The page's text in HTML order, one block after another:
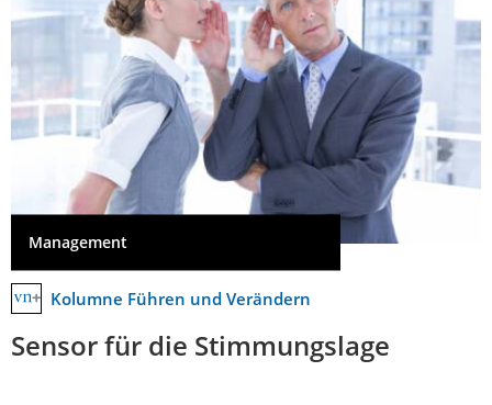
Management
Kolumne Führen und Verändern
Sensor für die Stimmungslage